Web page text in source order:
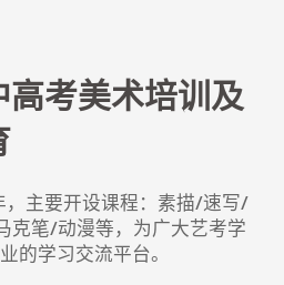
考美术培训及
主要开设课程：素描/速写/
笔/动漫等，为广大艺考学
的学习交流平台。